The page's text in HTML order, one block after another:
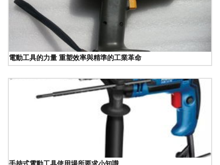
電動工具的力量 重塑效率與精準的工業革命
手持式電動工具使用場所要求小知識